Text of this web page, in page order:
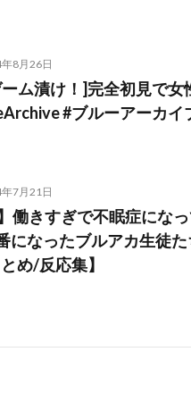
8月26日
ム漬け！]完全初見で女
#ブルーアーカイ
7月21日
】働きすぎで不眠症にな
になったブルアカ生徒
め/反応集】